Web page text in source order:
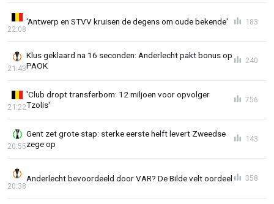
'Antwerp en STVV kruisen de degens om oude bekende'
22:08
183
Klus geklaard na 16 seconden: Anderlecht pakt bonus op
PAOK
21:43
240
'Club dropt transferbom: 12 miljoen voor opvolger
Tzolis'
21:22
756
Gent zet grote stap: sterke eerste helft levert Zweedse
zege op
20:55
143
Anderlecht bevoordeeld door VAR? De Bilde velt oordeel
20:38
358